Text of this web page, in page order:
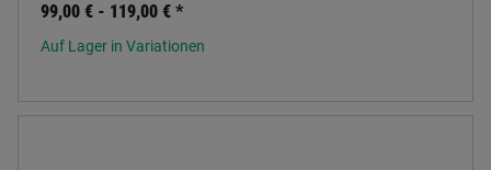
99,00 € - 119,00 € *
Auf Lager in Variationen